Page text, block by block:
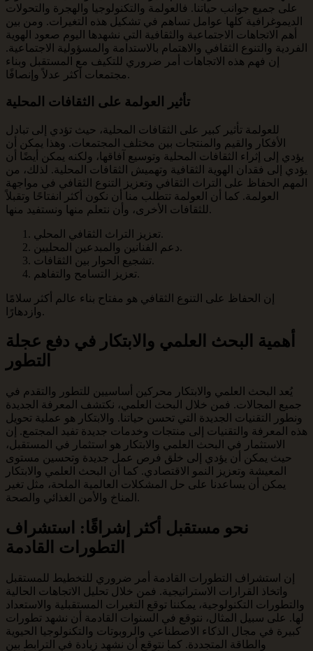
على جميع جوانب حياتنا. فالعولمة والتكنولوجيا والهجرة والتحولات
الديموغرافية كلها عوامل تساهم في تشكيل هذه التغيرات. ومن بين
أهم الاتجاهات الاجتماعية والثقافية التي نشهدها اليوم صعود الهوية
الفردية والتنوع الثقافي والاهتمام بالاستدامة والمسؤولية الاجتماعية.
إن فهم هذه الاتجاهات أمر ضروري للتكيف مع المستقبل وبناء
مجتمعات أكثر عدلاً وإنصافًا.
تأثير العولمة على الثقافات المحلية
للعولمة تأثير كبير على الثقافات المحلية، حيث تؤدي إلى تبادل
الأفكار والقيم والمنتجات بين مختلف المجتمعات. وهذا يمكن أن
يؤدي إلى إثراء الثقافات المحلية وتوسيع آفاقها، ولكنه يمكن أيضًا أن
يؤدي إلى فقدان الهوية الثقافية وتهميش الثقافات المحلية. لذلك، من
المهم الحفاظ على التراث الثقافي وتعزيز التنوع الثقافي في مواجهة
العولمة. كما أن العولمة تتطلب منا أن نكون أكثر انفتاحًا وتقبلاً
للثقافات الأخرى، وأن نتعلم منها ونستفيد منها.
تعزيز التراث الثقافي المحلي.
دعم الفنانين والمبدعين المحليين.
تشجيع الحوار بين الثقافات.
تعزيز التسامح والتفاهم.
إن الحفاظ على التنوع الثقافي هو مفتاح بناء عالم أكثر سلامًا
وازدهارًا.
أهمية البحث العلمي والابتكار في دفع عجلة
التطور
يُعد البحث العلمي والابتكار محركين أساسيين للتطور والتقدم في
جميع المجالات. فمن خلال البحث العلمي، نكتشف المعرفة الجديدة
ونطور التقنيات الجديدة التي تحسن حياتنا. والابتكار هو عملية تحويل
هذه المعرفة والتقنيات إلى منتجات وخدمات جديدة تفيد المجتمع. إن
الاستثمار في البحث العلمي والابتكار هو استثمار في المستقبل،
حيث يمكن أن يؤدي إلى خلق فرص عمل جديدة وتحسين مستوى
المعيشة وتعزيز النمو الاقتصادي. كما أن البحث العلمي والابتكار
يمكن أن يساعدنا على حل المشكلات العالمية الملحة، مثل تغير
المناخ والأمن الغذائي والصحة.
نحو مستقبل أكثر إشراقًا: استشراف
التطورات القادمة
إن استشراف التطورات القادمة أمر ضروري للتخطيط للمستقبل
واتخاذ القرارات الاستراتيجية. فمن خلال تحليل الاتجاهات الحالية
والتطورات التكنولوجية، يمكننا توقع التغيرات المستقبلية والاستعداد
لها. على سبيل المثال، نتوقع في السنوات القادمة أن نشهد تطورات
كبيرة في مجال الذكاء الاصطناعي والروبوتات والتكنولوجيا الحيوية
والطاقة المتجددة. كما نتوقع أن نشهد زيادة في الترابط بين